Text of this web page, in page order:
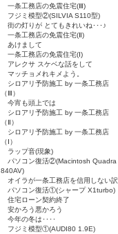
一条工務店の免震住宅(Ⅲ)
フジミ模型②(SILVIA S110型)
街の灯りが とてもきれいね･･･♪
一条工務店の免震住宅(Ⅱ)
あけまして
一条工務店の免震住宅(Ⅰ)
アレクサ スケベな話をして
マッチョメれキメよう。
シロアリ予防施工 by 一条工務店
（Ⅲ）
今宵も頭上では
シロアリ予防施工 by 一条工務店
（Ⅱ）
シロアリ予防施工 by 一条工務店
（Ⅰ）
ラップ音(現象)
パソコン復活②(Macintosh Quadra
840AV)
オイラが一条工務店を信用しない訳
パソコン復活①(シャープ X1turbo)
住宅ローン契約終了
安かろう悪かろう
今年の冬は････
フジミ模型①(AUDI80 1.9E)